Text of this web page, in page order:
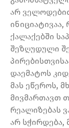
არ
ქალაქებში
შეზღუდული
დაემატოს
მას ეწეროს,
მივმართავთ
რეალიზებას
არ სჭირდება,